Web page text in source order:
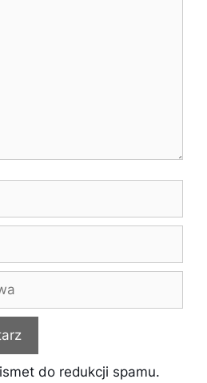
do redukcji spamu.